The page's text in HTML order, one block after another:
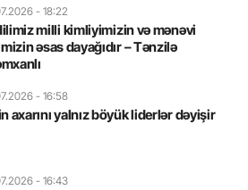
- 18:22
milli kimliyimizin və mənəvi
əsas dayağıdır – Tənzilə
- 16:58
axarını yalnız böyük liderlər dəyişir
- 16:43